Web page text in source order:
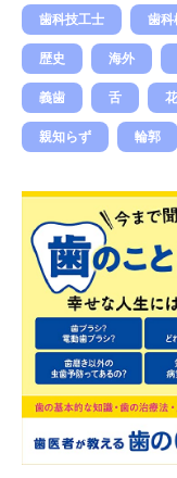
歯科技工士 歯科
歴史 海外
義歯 舌
親知らず 輪郭